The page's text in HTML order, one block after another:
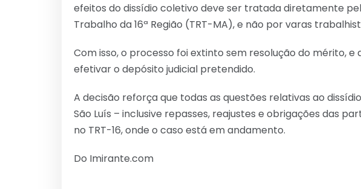
efeitos do dissídio coletivo deve ser tratada diretamente
Trabalho da 16ª Região (TRT-MA), e não por varas
Com isso, o processo foi extinto sem resolução do mérito, e
efetivar o depósito judicial pretendido.
A decisão reforça que todas as questões relativas ao
São Luís – inclusive repasses, reajustes e obrigações das
no TRT-16, onde o caso está em andamento.
Do Imirante.com